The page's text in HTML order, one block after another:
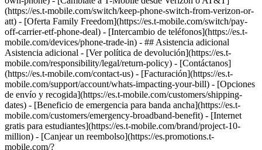
(https://es.t-mobile.com/switch/keep-phone-switch-from-verizon-or-
att) - [Oferta Family Freedom](https://es.t-mobile.com/switch/pay-
off-carrier-etf-phone-deal) - [Intercambio de teléfonos](https://es.t-
mobile.com/devices/phone-trade-in) - ## Asistencia adicional
Asistencia adicional - [Ver política de devolución](https://es.t-
mobile.com/responsibility/legal/return-policy) - [Contáctanos]
(https://es.t-mobile.com/contact-us) - [Facturación](https://es.t-
mobile.com/support/account/whats-impacting-your-bill) - [Opciones
de envío y recogida](https://es.t-mobile.com/customers/shipping-
dates) - [Beneficio de emergencia para banda ancha](https://es.t-
mobile.com/customers/emergency-broadband-benefit) - [Internet
gratis para estudiantes](https://es.t-mobile.com/brand/project-10-
million) - [Canjear un reembolso](https://es.promotions.t-
mobile.com/?